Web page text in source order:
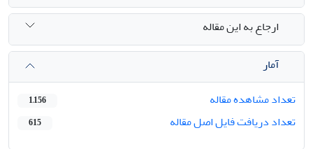
ارجاع به این مقاله
آمار
تعداد مشاهده مقاله
1,156
تعداد دریافت فایل اصل مقاله 615